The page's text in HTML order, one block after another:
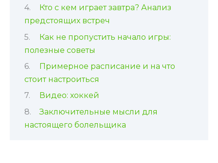
Кто с кем играет завтра? Анализ
предстоящих встреч
Как не пропустить начало игры:
полезные советы
Примерное расписание и на что
стоит настроиться
Видео: хоккей
Заключительные мысли для
настоящего болельщика